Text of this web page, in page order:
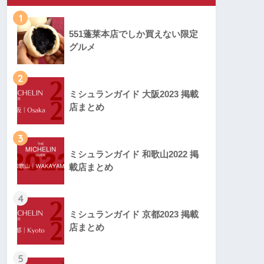
1
551蓬莱本店でしか買えない限定
グルメ
2
ミシュランガイド 大阪2023 掲載
店まとめ
3
ミシュランガイド 和歌山2022 掲
載店まとめ
4
ミシュランガイド 京都2023 掲載
店まとめ
5